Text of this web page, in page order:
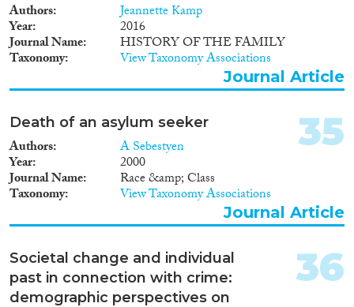
Authors Jeannette Kamp
Year 2016
Journal Name HISTORY OF THE FAMILY
Taxonomy View Taxonomy Associations
Journal Article
Death of an asylum seeker
Authors A Sebestyen
Year 2000
Journal Name Race &amp; Class
Taxonomy View Taxonomy Associations
35
Journal Article
Societal change and individual
past in connection with crime:
demographic perspectives on
36